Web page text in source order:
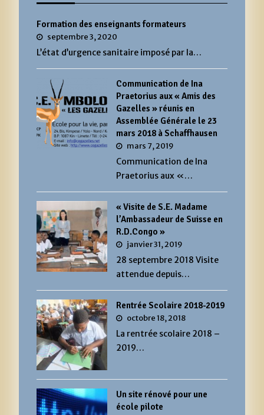
Formation des enseignants formateurs
septembre 3, 2020
L’état d’urgence sanitaire imposé par la…
Communication de Ina
Praetorius aux « Amis des
Gazelles » réunis en
Assemblée Générale le 23
mars 2018 à Schaffhausen
mars 7, 2019
Communication de Ina
Praetorius aux «…
« Visite de S.E. Madame
l’Ambassadeur de Suisse en
R.D.Congo »
janvier 31, 2019
28 septembre 2018 Visite
attendue depuis…
Rentrée Scolaire 2018-2019
octobre 18, 2018
La rentrée scolaire 2018 –
2019…
Un site rénové pour une
école pilote